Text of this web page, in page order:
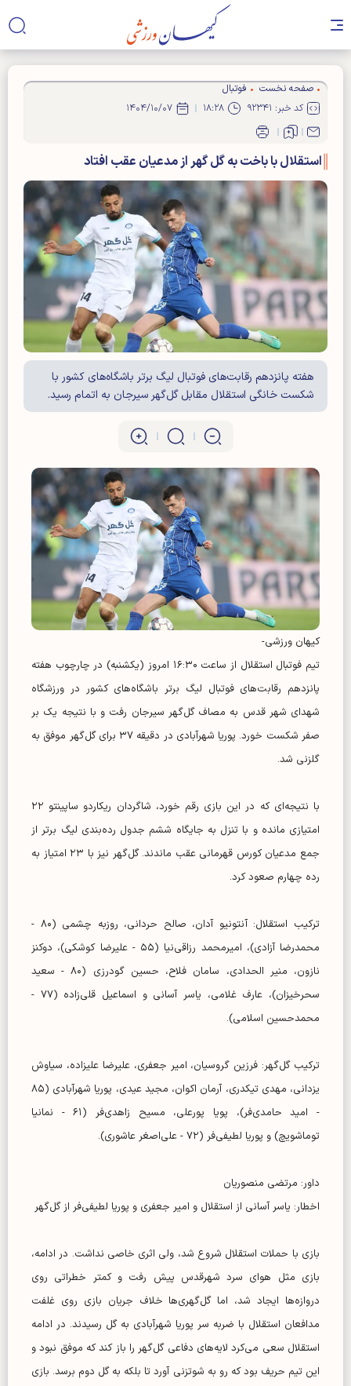
صفحه نخست
فوتبال
کد خبر: ۹۲۳۴۱
۱۸:۲۸ ۱۴۰۴/۱۰/۰۷
استقلال با باخت به گل گهر از مدعیان عقب افتاد
هفته پانزدهم رقابت‌های فوتبال لیگ برتر باشگاه‌های کشور با
شکست خانگی استقلال مقابل گل‌گهر سیرجان به اتمام رسید.
کیهان ورزشی-
تیم فوتبال استقلال از ساعت ۱۶:۳۰ امروز (یکشنبه) در چارچوب هفته
پانزدهم رقابت‌های فوتبال لیگ برتر باشگاه‌های کشور در ورزشگاه
شهدای شهر قدس به مصاف گل‌گهر سیرجان رفت و با نتیجه یک بر
صفر شکست خورد. پوریا شهرآبادی در دقیقه ۳۷ برای گل‌گهر موفق به
گلزنی شد.
با نتیجه‌ای که در این بازی رقم خورد، شاگردان ریکاردو ساپینتو ۲۲
امتیازی مانده و با تنزل به جایگاه ششم جدول رده‌بندی لیگ برتر از
جمع مدعیان کورس قهرمانی عقب ماندند. گل‌گهر نیز با ۲۳ امتیاز به
رده چهارم صعود کرد.
ترکیب استقلال: آنتونیو آدان، صالح حردانی، روزبه چشمی (۸۰ -
محمدرضا آزادی)، امیرمحمد رزاقی‌نیا (۵۵ - علیرضا کوشکی)، دوکنز
نازون، منیر الحدادی، سامان فلاح، حسین گودرزی (۸۰ - سعید
سحرخیزان)، عارف غلامی، یاسر آسانی و اسماعیل قلی‌زاده (۷۷ -
محمدحسین اسلامی).
ترکیب گل‌گهر: فرزین گروسیان، امیر جعفری، علیرضا علیزاده، سیاوش
یزدانی، مهدی تیکدری، آرمان اکوان، مجید عیدی، پوریا شهرآبادی (۸۵
- امید حامدی‌فر)، پویا پورعلی، مسیح زاهدی‌فر (۶۱ - نمانیا
توماشویچ) و پوریا لطیفی‌فر (۷۲ - علی‌اصغر عاشوری).
داور: مرتضی منصوریان
اخطار: یاسر آسانی از استقلال و امیر جعفری و پوریا لطیفی‌فر از گل‌گهر
بازی با حملات استقلال شروع شد، ولی اثری خاصی نداشت. در ادامه،
بازی مثل هوای سرد شهرقدس پیش رفت و کمتر خطراتی روی
دروازه‌ها ایجاد شد، اما گل‌گهری‌ها خلاف جریان بازی روی غلفت
مدافعان استقلال با ضربه سر پوریا شهر‌آبادی به گل رسیدند. در ادامه
استقلال سعی می‌کرد لایه‌های دفاعی گل‌گهر را باز کند که موفق نبود و
این تیم حریف بود که رو به شوتزنی آورد تا بلکه به گل دوم برسد. بازی